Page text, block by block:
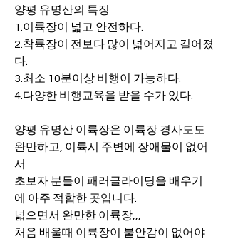
양평 유명산의 특징
1.이륙장이 넓고 안전하다.
2.착륙장이 전보다 많이 넓어지고 길어졌
다.
3.최소 10분이상 비행이 가능하다.
4.다양한 비행교육을 받을 수가 있다.
양평 유명산 이륙장은 이륙장 경사도도
완만하고, 이륙시 주변에 장애물이 없어
서
초보자 분들이 패러글라이딩을 배우기
에 아주 적합한 곳입니다.
넓으면서 완만한 이륙장,,,
처음 배울때 이륙장이 불안감이 없어야